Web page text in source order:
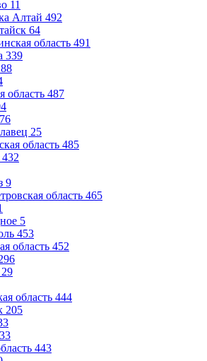
11
Алтай 492
64
область 491
339
88
область 487
76
25
область 485
432
9
область 465
5
453
область 452
29
область 444
205
33
443